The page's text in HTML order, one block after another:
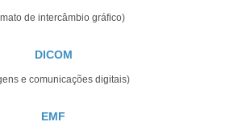
de intercâmbio gráfico)
DICOM
e comunicações digitais)
EMF